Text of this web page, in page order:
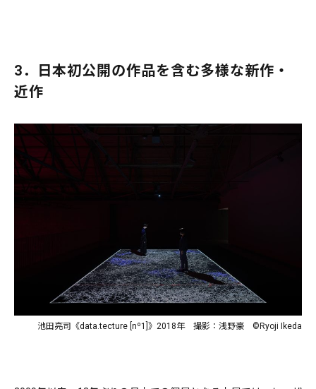
3．日本初公開の作品を含む多様な新作・
近作
池田亮司《data.tecture [nº1]》2018年 撮影：浅野豪 ©Ryoji Ikeda